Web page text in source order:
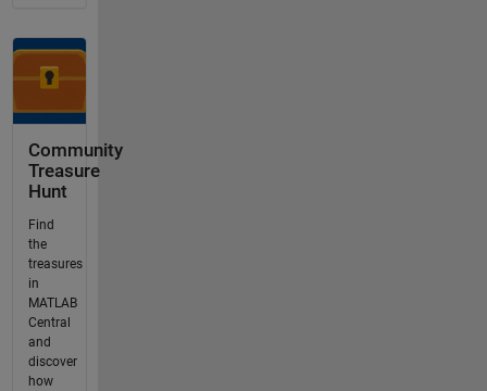
Community
Treasure
Hunt
Find
the
treasures
in
MATLAB
Central
and
discover
how